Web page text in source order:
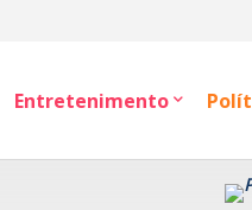
Entretenimento